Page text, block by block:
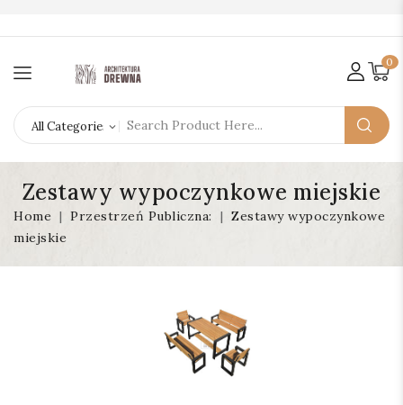
0
Zestawy wypoczynkowe miejskie
Home Przestrzeń Publiczna:
Zestawy wypoczynkowe
miejskie